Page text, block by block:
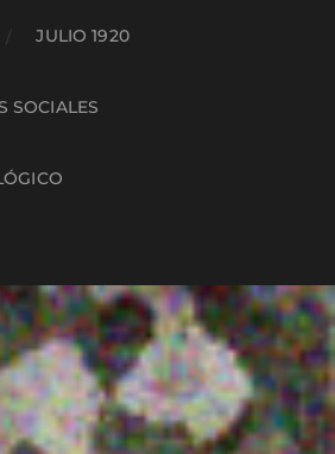
JULIO 1920
SOCIALES